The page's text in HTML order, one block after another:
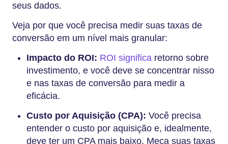
seus dados.
Veja por que você precisa medir suas taxas de
conversão em um nível mais granular:
Impacto do ROI: ROI significa retorno sobre
investimento, e você deve se concentrar nisso
e nas taxas de conversão para medir a
eficácia.
Custo por Aquisição (CPA): Você precisa
entender o custo por aquisição e, idealmente,
deve ter um CPA mais baixo. Meça suas taxas